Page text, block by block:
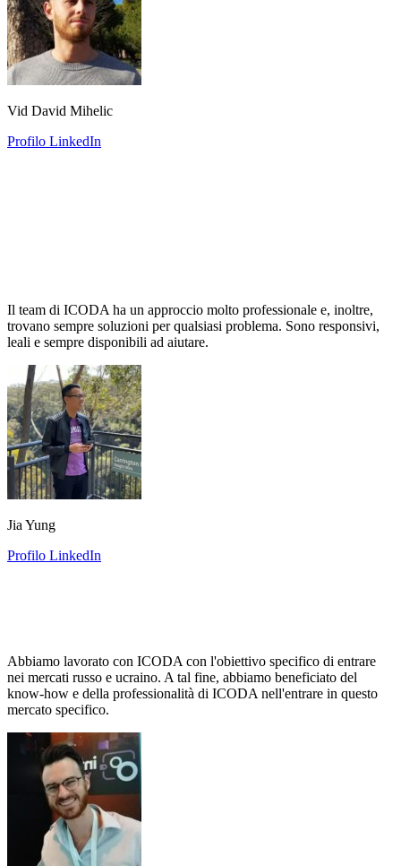
Vid David Mihelic
Profilo LinkedIn
Il team di ICODA ha un approccio molto professionale e, inoltre,
trovano sempre soluzioni per qualsiasi problema. Sono responsivi,
leali e sempre disponibili ad aiutare.
Jia Yung
Profilo LinkedIn
Abbiamo lavorato con ICODA con l'obiettivo specifico di entrare
nei mercati russo e ucraino. A tal fine, abbiamo beneficiato del
know-how e della professionalità di ICODA nell'entrare in questo
mercato specifico.